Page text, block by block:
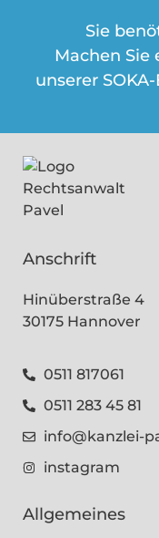
Sie
Machen
unserer
Anschrift
Hinüberstraße 4
30175 Hannover
0511 817061
0511 283 45 81
info@kanzlei-
instagram
Allgemeines